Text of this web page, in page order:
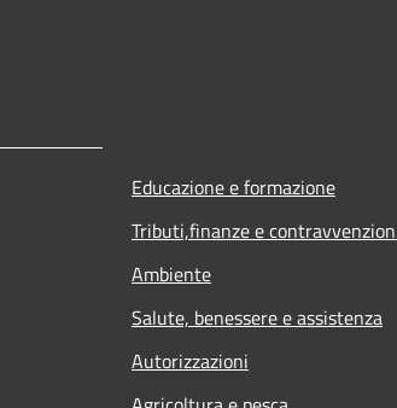
Educazione e formazione
Tributi,finanze e
Ambiente
Salute, benessere e assistenza
Autorizzazioni